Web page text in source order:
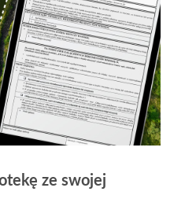
pod kątem finansowym,
ze swojej